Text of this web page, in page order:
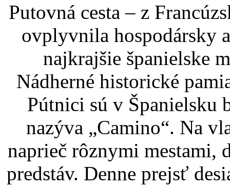
Putovná cesta – z
ovplyvnila hospodársky
najkrajšie španielske
Nádherné historické
Pútnici sú v Španielsku
nazýva „Camino“. Na
naprieč rôznymi mestami,
predstáv. Denne prejsť